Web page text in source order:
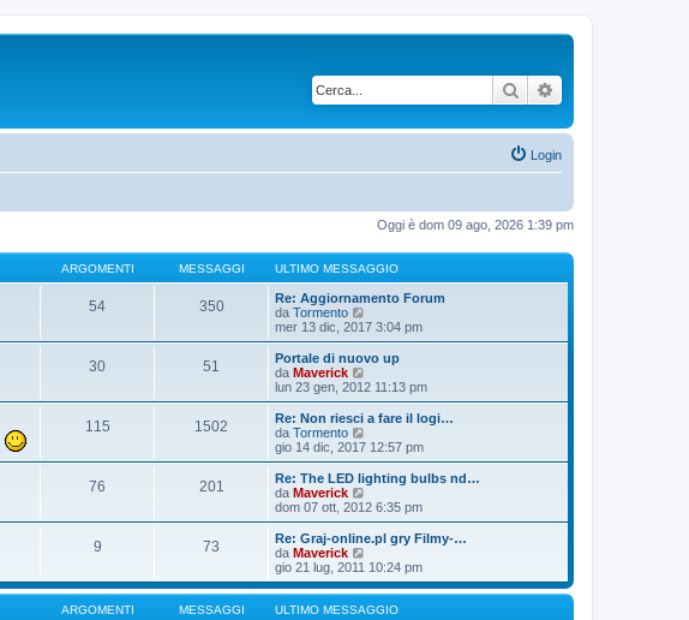
Cerca
Login
Oggi è dom 09 ago, 2026 1:39 pm
ARGOMENTI MESSAGGI ULTIMO MESSAGGIO
54 350
Re: Aggiornamento Forum
da Tormento
e
d
i
l
m
o
m
s
a
g
g
o
mer 13 dic, 2017 3:04 pm
30 51
Portale di nuovo up
da Maverick
e
d
i
l
m
o
m
s
a
g
i
lun 23 gen, 2012 11:13 pm
115 1502
Re: Non riesci a fare il logi…
da Tormento
e
d
i
u
l
m
o
m
e
s
gio 14 dic, 2017 12:57 pm
76 201
Re: The LED lighting bulbs nd…
da Maverick
e
d
i
i
m
dom 07 ott, 2012 6:35 pm
9 73
Re: Graj-online.pl gry Filmy-…
da Maverick
e
d
i
u
gio 21 lug, 2011 10:24 pm
ARGOMENTI MESSAGGI ULTIMO MESSAGGIO